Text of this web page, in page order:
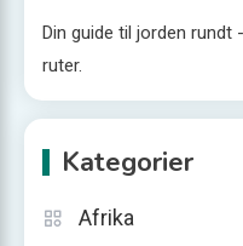
Din guide til jorden rundt
ruter.
Kategorier
Afrika